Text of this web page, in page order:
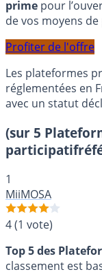
prime pour
de vos moyens
Profiter de l'offre
Les plateformes
réglementées en
avec un statut
(sur 5
1
MiiMOSA
4(1 vote)
Top 5 des
classement est